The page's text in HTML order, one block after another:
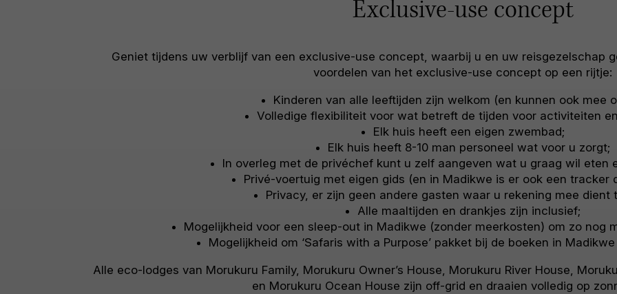
Exclusive-use concept
Geniet tijdens uw verblijf van een exclusive-use concept, waarbij u en uw reisgezelschap
voordelen van het exclusive-use concept op een rijtje:
Kinderen van alle leeftijden zijn welkom (en kunnen ook mee
Volledige flexibiliteit voor wat betreft de tijden voor activiteiten
Elk huis heeft een eigen zwembad;
Elk huis heeft 8-10 man personeel wat voor u zorgt;
In overleg met de privéchef kunt u zelf aangeven wat u graag wil eten
Privé-voertuig met eigen gids (en in Madikwe is er ook een tracker
Privacy, er zijn geen andere gasten waar u rekening mee dient
Alle maaltijden en drankjes zijn inclusief;
Mogelijkheid voor een sleep-out in Madikwe (zonder meerkosten) om zo nog
Mogelijkheid om ‘Safaris with a Purpose’ pakket bij de boeken in
Alle eco-lodges van Morukuru Family, Morukuru Owner’s House, Morukuru River House,
en Morukuru Ocean House zijn off-grid en draaien volledig op